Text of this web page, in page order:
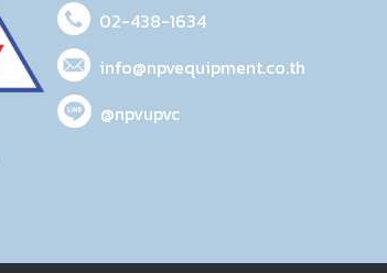
02-438-1634
info@npvequipment.co.th
@npvupvc